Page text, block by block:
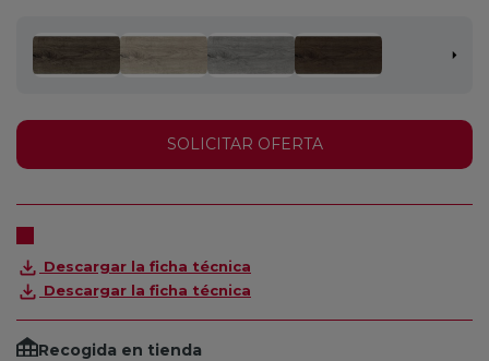
SOLICITAR OFERTA
Descargar la ficha técnica
Descargar la ficha técnica
Recogida en tienda